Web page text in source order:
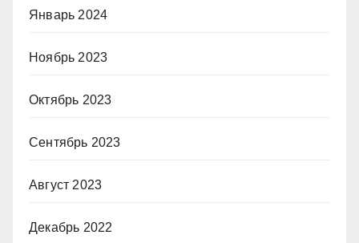
Январь 2024
Ноябрь 2023
Октябрь 2023
Сентябрь 2023
Август 2023
Декабрь 2022